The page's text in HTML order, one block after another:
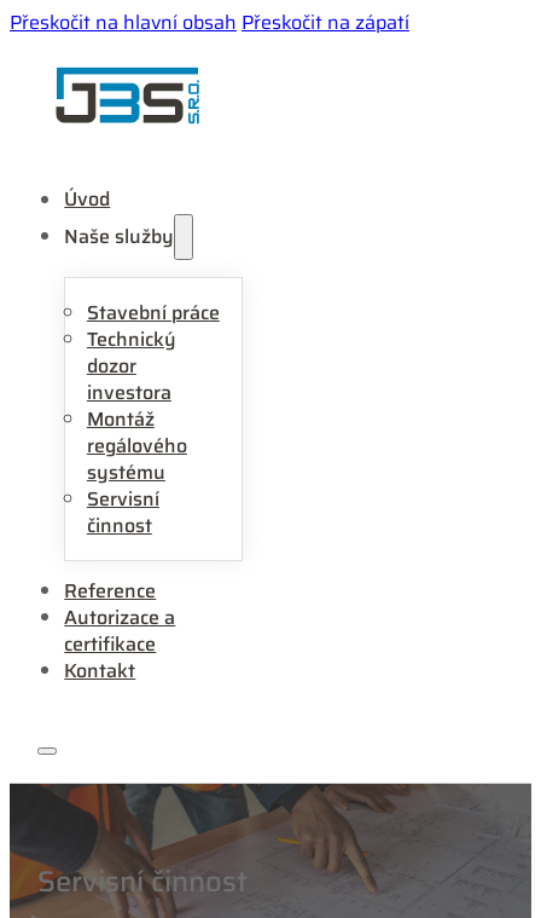
Přeskočit na hlavní obsahPřeskočit na zápatí
Úvod
Naše služby
Stavební práce
Technický
dozor
investora
Montáž
regálového
systému
Servisní
činnost
Reference
Autorizace a
certifikace
Kontakt
Servisní činnost